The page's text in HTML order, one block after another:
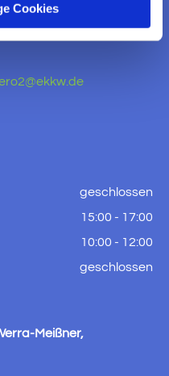
Cookies
geschlossen
15:00 - 17:00
10:00 - 12:00
geschlossen
Meißner,